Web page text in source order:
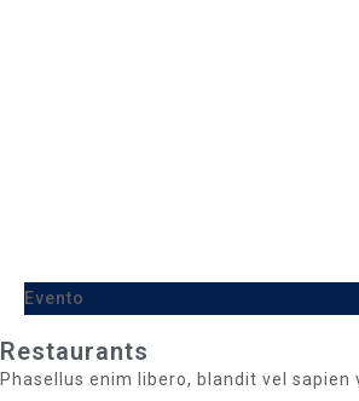
Evento
Restaurants
Phasellus enim libero, blandit vel sapien